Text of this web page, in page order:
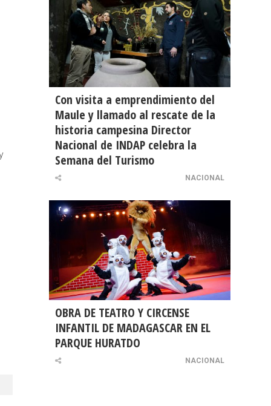
Con visita a emprendimiento del
Maule y llamado al rescate de la
historia campesina Director
Nacional de INDAP celebra la
Semana del Turismo
NACIONAL
OBRA DE TEATRO Y CIRCENSE
INFANTIL DE MADAGASCAR EN EL
PARQUE HURATDO
NACIONAL